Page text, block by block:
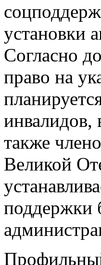
установки
Согласно
право на
инвалидов,
также
Великой
поддержки